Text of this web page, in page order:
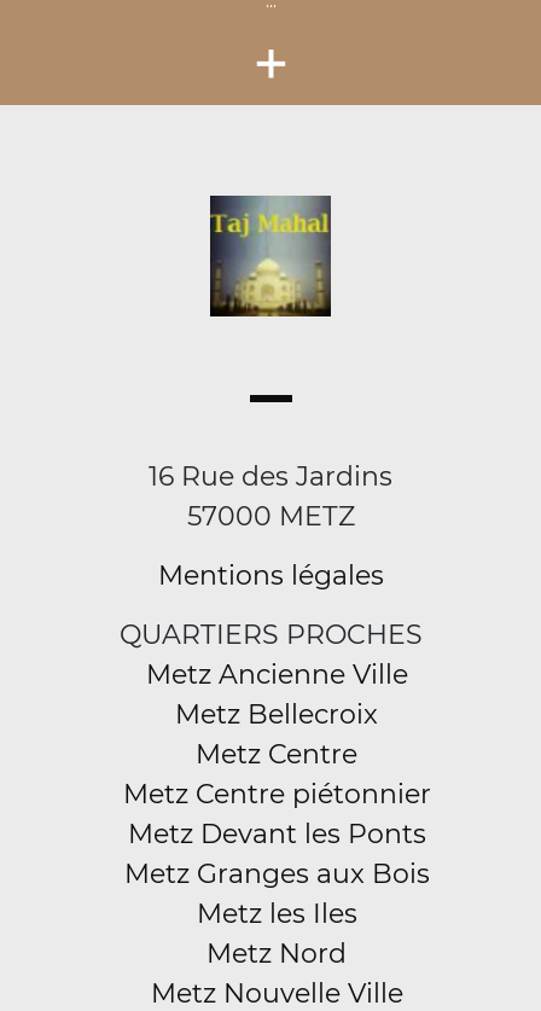
+
16 Rue des Jardins
57000 METZ
Mentions légales
QUARTIERS PROCHES
Metz Ancienne Ville
Metz Bellecroix
Metz Centre
Metz Centre piétonnier
Metz Devant les Ponts
Metz Granges aux Bois
Metz les Iles
Metz Nord
Metz Nouvelle Ville